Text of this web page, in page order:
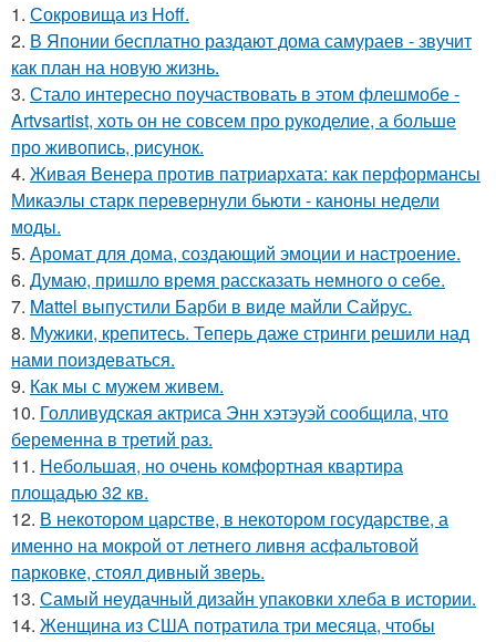
1. Сокровища из Hoff.
2. В Японии бесплатно раздают дома самураев - звучит
как план на новую жизнь.
3. Стало интересно поучаствовать в этом флешмобе -
Artvsartist, хоть он не совсем про рукоделие, а больше
про живопись, рисунок.
4. Живая Венера против патриархата: как перформансы
Микаэлы старк перевернули бьюти - каноны недели
моды.
5. Аромат для дома, создающий эмоции и настроение.
6. Думаю, пришло время рассказать немного о себе.
7. Mattel выпустили Барби в виде майли Сайрус.
8. Мужики, крепитесь. Теперь даже стринги решили над
нами поиздеваться.
9. Как мы с мужем живем.
10. Голливудская актриса Энн хэтэуэй сообщила, что
беременна в третий раз.
11. Небольшая, но очень комфортная квартира
площадью 32 кв.
12. В некотором царстве, в некотором государстве, а
именно на мокрой от летнего ливня асфальтовой
парковке, стоял дивный зверь.
13. Самый неудачный дизайн упаковки хлеба в истории.
14. Женщина из США потратила три месяца, чтобы